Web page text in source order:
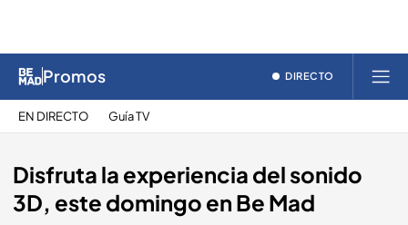
Promos DIRECTO
EN DIRECTO Guía TV
Disfruta la experiencia del sonido
3D, este domingo en Be Mad